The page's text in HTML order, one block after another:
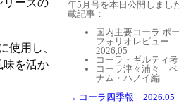
リーズの
使用し、
味を活か
も感じさせいほどで、
には日本を抜いて世界第4
年5月号を本日公開しまし
載記事：
国内主要コーラ ポ
フォリオレビュー
2026,05
コーラ・ギルティ考
コーラ津々浦々 ベ
ナム・ハノイ編
→ コーラ四季報 2026.05